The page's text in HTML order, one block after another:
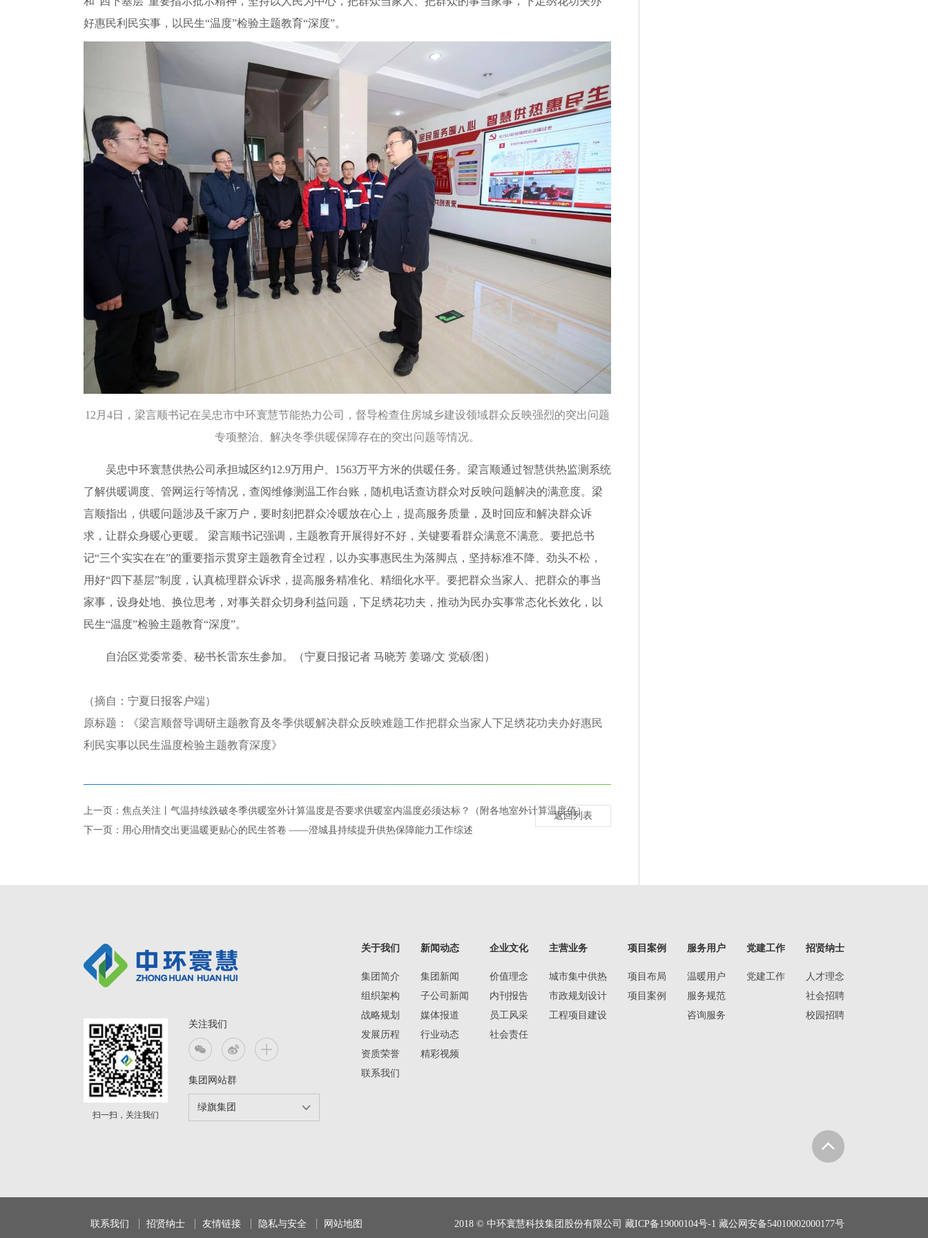
好惠民利民实事，以民生“温度”检验主题教育“深度”。
12月4日，梁言顺书记在吴忠市中环寰慧节能热力公司，督导检查住房城乡建设领域群众反映强烈的突出问题
专项整治、解决冬季供暖保障存在的突出问题等情况。
吴忠中环寰慧供热公司承担城区约12.9万用户、1563万平方米的供暖任务。梁言顺通过智慧供热监测系统
了解供暖调度、管网运行等情况，查阅维修测温工作台账，随机电话查访群众对反映问题解决的满意度。梁
言顺指出，供暖问题涉及千家万户，要时刻把群众冷暖放在心上，提高服务质量，及时回应和解决群众诉
求，让群众身暖心更暖。 梁言顺书记强调，主题教育开展得好不好，关键要看群众满意不满意。要把总书
记“三个实实在在”的重要指示贯穿主题教育全过程，以办实事惠民生为落脚点，坚持标准不降、劲头不松，
用好“四下基层”制度，认真梳理群众诉求，提高服务精准化、精细化水平。要把群众当家人、把群众的事当
家事，设身处地、换位思考，对事关群众切身利益问题，下足绣花功夫，推动为民办实事常态化长效化，以
民生“温度”检验主题教育“深度”。
自治区党委常委、秘书长雷东生参加。（宁夏日报记者 马晓芳 姜璐/文 党硕/图）
（摘自：宁夏日报客户端）
原标题：《梁言顺督导调研主题教育及冬季供暖解决群众反映难题工作把群众当家人下足绣花功夫办好惠民
利民实事以民生温度检验主题教育深度》
上一页：焦点关注丨气温持续跌破冬季供暖室外计算温度是否要求供暖室内温度必须达标？（附各地室外计算温度值）
下一页：用心用情交出更温暖更贴心的民生答卷 ——澄城县持续提升供热保障能力工作综述
返回列表
扫一扫，关注我们
关注我们
集团网站群
绿旗集团
绿旗集团
关于我们
集团简介
组织架构
战略规划
发展历程
资质荣誉
联系我们
新闻动态
集团新闻
子公司新闻
媒体报道
行业动态
精彩视频
企业文化
价值理念
内刊报告
员工风采
社会责任
主营业务
城市集中供热
市政规划设计
工程项目建设
项目案例
项目布局
项目案例
服务用户
温暖用户
服务规范
咨询服务
党建工作
党建工作
招贤纳士
人才理念
社会招聘
校园招聘
联系我们 招贤纳士 友情链接 隐私与安全 网站地图 2018 © 中环寰慧科技集团股份有限公司藏ICP备19000104号-1 藏公网安备54010002000177号